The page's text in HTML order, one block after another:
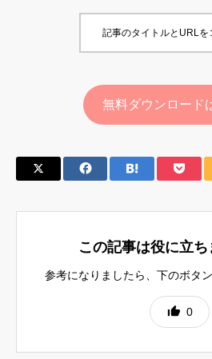
記事のタイトルとURLを
無料ダウンロード
この記事は役に立ち
参考になりましたら、下のボタ
0